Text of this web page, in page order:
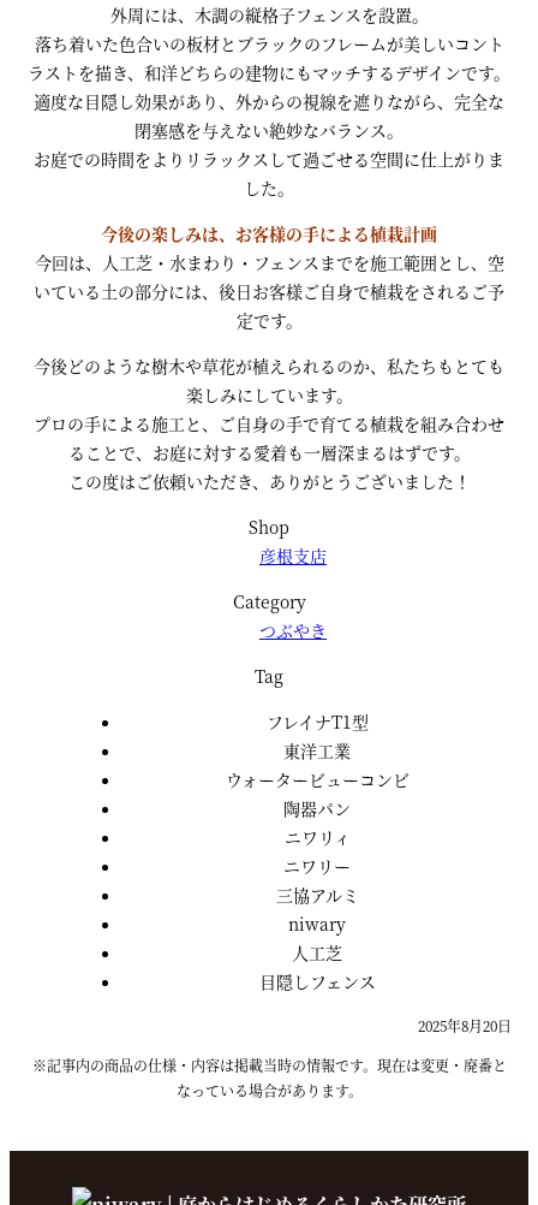
外周には、木調の縦格子フェンスを設置。
落ち着いた色合いの板材とブラックのフレームが美しいコント
ラストを描き、和洋どちらの建物にもマッチするデザインです。
適度な目隠し効果があり、外からの視線を遮りながら、完全な
閉塞感を与えない絶妙なバランス。
お庭での時間をよりリラックスして過ごせる空間に仕上がりま
した。
今後の楽しみは、お客様の手による植栽計画
今回は、人工芝・水まわり・フェンスまでを施工範囲とし、空
いている土の部分には、後日お客様ご自身で植栽をされるご予
定です。
今後どのような樹木や草花が植えられるのか、私たちもとても
楽しみにしています。
プロの手による施工と、ご自身の手で育てる植栽を組み合わせ
ることで、お庭に対する愛着も一層深まるはずです。
この度はご依頼いただき、ありがとうございました！
Shop
彦根支店
Category
つぶやき
Tag
フレイナT1型
東洋工業
ウォータービューコンビ
陶器パン
ニワリィ
ニワリー
三協アルミ
niwary
人工芝
目隠しフェンス
2025年8月20日
※記事内の商品の仕様・内容は掲載当時の情報です。現在は変更・廃番と
なっている場合があります。